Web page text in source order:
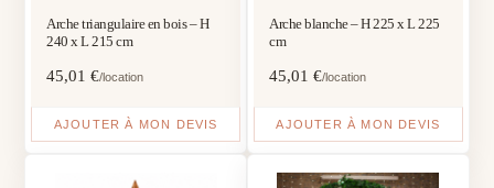
Arche triangulaire en bois – H
240 x L 215 cm
45,01€/location
AJOUTER À MON DEVIS
Arche blanche – H 225 x L 225
cm
45,01 €/location
AJOUTER À MON DEVIS